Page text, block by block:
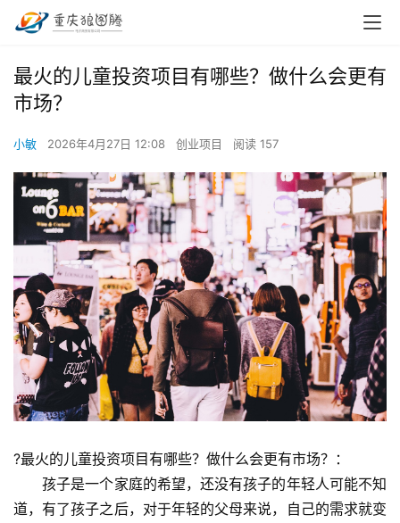
最火的儿童投资项目有哪些？做什么会更有
市场？
小敏 2026年4月27日 12:08 创业项目 阅读 157
?最火的儿童投资项目有哪些？做什么会更有市场？：
孩子是一个家庭的希望，还没有孩子的年轻人可能不知
道，有了孩子之后，对于年轻的父母来说，自己的需求就变